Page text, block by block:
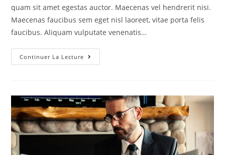
quam sit amet egestas auctor. Maecenas vel hendrerit nisi.
Maecenas faucibus sem eget nisl laoreet, vitae porta felis
faucibus. Aliquam vulputate venenatis…
Continuer La Lecture